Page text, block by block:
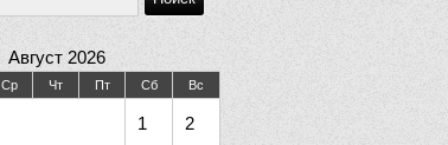
Август 2026
Ср Чт Пт Сб Вс
1 2